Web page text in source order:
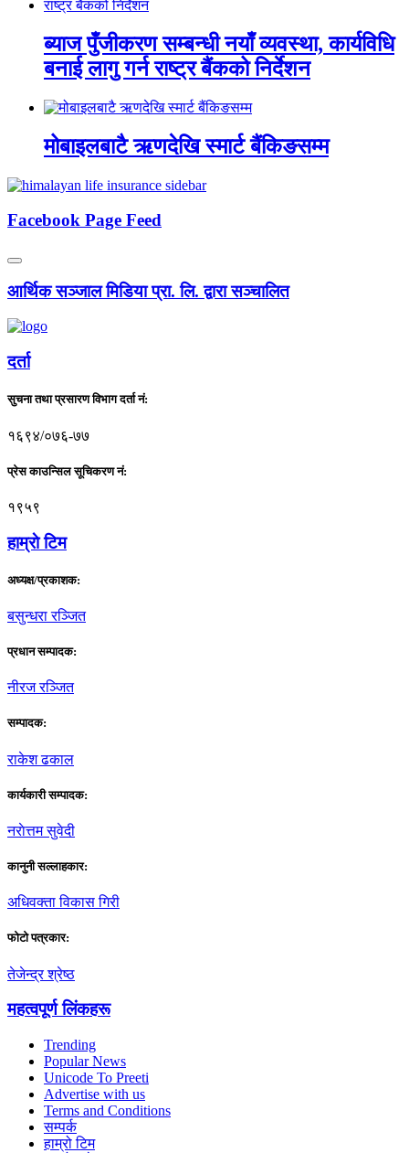
ब्याज पुँजीकरण सम्बन्धी नयाँ व्यवस्था, कार्यविधि
बनाई लागु गर्न राष्ट्र बैंकको निर्देशन
मोबाइलबाटै ऋणदेखि स्मार्ट बैंकिङसम्म
Facebook Page Feed
आर्थिक सञ्जाल मिडिया प्रा. लि. द्वारा सञ्चालित
दर्ता
सुचना तथा प्रसारण विभाग दर्ता नं:
१६९४/०७६-७७
प्रेस काउन्सिल सूचिकरण नं:
१९५९
हाम्राे टिम
अध्यक्ष/प्रकाशक:
बसुन्धरा रञ्जित
प्रधान सम्पादक:
नीरज रञ्जित
सम्पादक:
राकेश ढकाल
कार्यकारी सम्पादक:
नराेत्तम सुवेदी
कानुनी सल्लाहकार:
अधिवक्ता विकास गिरी
फाेटाे पत्रकार:
तेजेन्द्र श्रेष्ठ
महत्वपूर्ण लिंकहरू
Trending
Popular News
Unicode To Preeti
Advertise with us
Terms and Conditions
सम्पर्क
हाम्रो टिम